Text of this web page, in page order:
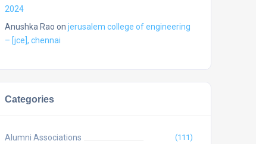
2024
Anushka Rao on jerusalem college of engineering
– [jce], chennai
Categories
Alumni Associations (111)